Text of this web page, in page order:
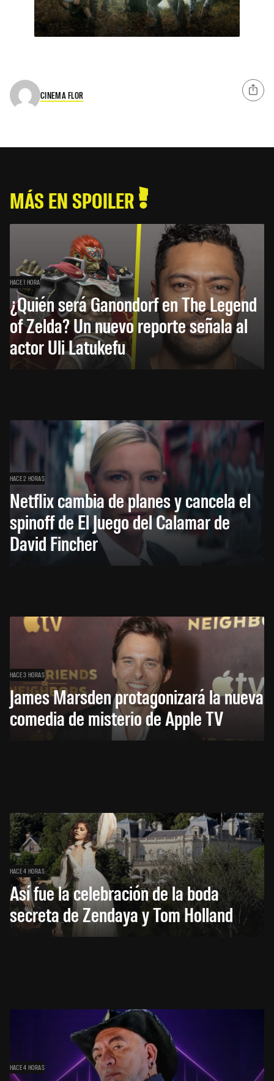
CINEMA FLOR
MÁS EN SPOILER
HACE 1 HORA
¿Quién será Ganondorf en The Legend
of Zelda? Un nuevo reporte señala al
actor Uli Latukefu
HACE 2 HORAS
Netflix cambia de planes y cancela el
spinoff de El Juego del Calamar de
David Fincher
HACE 3 HORAS
James Marsden protagonizará la nueva
comedia de misterio de Apple TV
HACE 4 HORAS
Así fue la celebración de la boda
secreta de Zendaya y Tom Holland
HACE 4 HORAS